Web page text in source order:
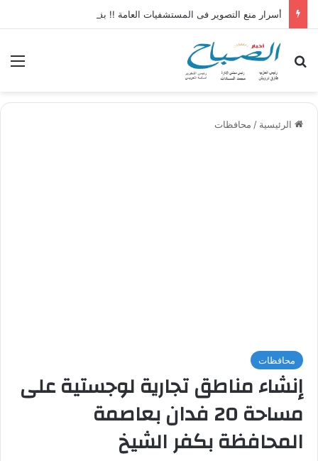
بحث عن
الرئيسية / محافظات
محافظات
إنشاء مناطق تجارية لوجستية على
مساحة 20 فدان بعاصمة
المحافظة بكفر الشيخ